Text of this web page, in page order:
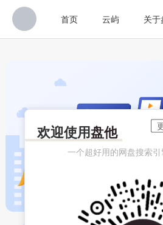
首页 云屿 关
欢迎使用盘他
一个超好用的网盘搜索引